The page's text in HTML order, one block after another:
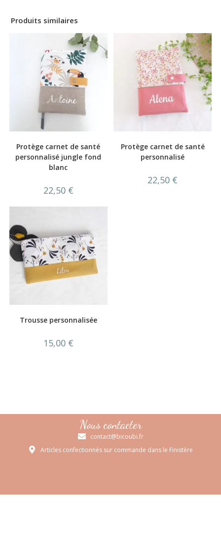
Produits similaires
Protège carnet de santé
personnalisé jungle fond
blanc
22,50 €
Protège carnet de santé
personnalisé
22,50 €
Trousse personnalisée
15,00 €
Nous contacter
contact@bicoubi.fr
Articles confectionnés sur commande dans le Finistère